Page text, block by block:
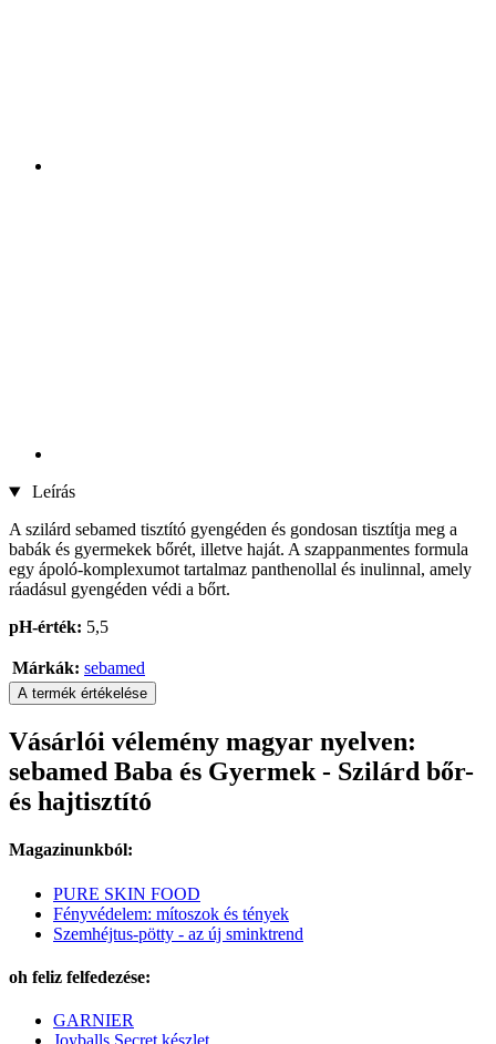
Leírás
A szilárd sebamed tisztító gyengéden és gondosan tisztítja meg a
babák és gyermekek bőrét, illetve haját. A szappanmentes formula
egy ápoló-komplexumot tartalmaz panthenollal és inulinnal, amely
ráadásul gyengéden védi a bőrt.
pH-érték: 5,5
Márkák: sebamed
A termék értékelése
Vásárlói vélemény magyar nyelven:
sebamed Baba és Gyermek - Szilárd bőr-
és hajtisztító
Magazinunkból:
PURE SKIN FOOD
Fényvédelem: mítoszok és tények
Szemhéjtus-pötty - az új sminktrend
oh feliz felfedezése:
GARNIER